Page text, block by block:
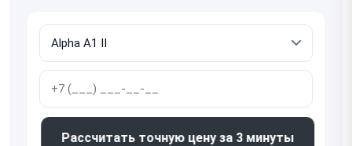
Рассчитать точную цену за 3 минуты